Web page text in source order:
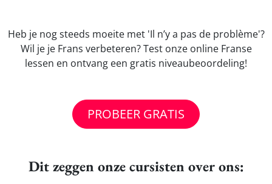
Heb je nog steeds moeite met 'Il n’y a pas de problème'?
Wil je je Frans verbeteren? Test onze online Franse
lessen en ontvang een gratis niveaubeoordeling!
PROBEER GRATIS
Dit zeggen onze cursisten over ons: